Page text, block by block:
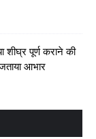
शीघ्र पूर्ण कराने की
आभार